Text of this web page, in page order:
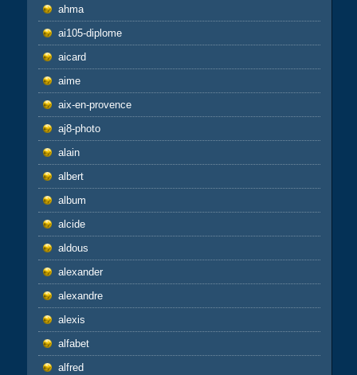
ahma
ai105-diplome
aicard
aime
aix-en-provence
aj8-photo
alain
albert
album
alcide
aldous
alexander
alexandre
alexis
alfabet
alfred